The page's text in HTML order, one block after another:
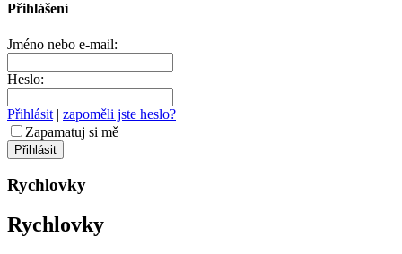
Přihlášení
Jméno nebo e-mail:
Heslo:
Přihlásit | zapoměli jste heslo?
Zapamatuj si mě
Rychlovky
Rychlovky